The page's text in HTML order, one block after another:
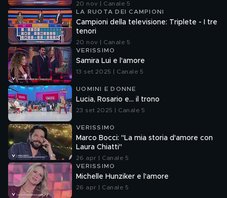
20 nov | Canale 5
LA RUOTA DEI CAMPIONI
Campioni della televisione: Triplete - I tre
tenori
20 nov | Canale 5
VERISSIMO
Samira Lui e l'amore
13 set 2025 | Canale 5
UOMINI E DONNE
Lucia, Rosario e... il trono
23 set 2025 | Canale 5
VERISSIMO
Marco Bocci: "La mia storia d'amore con
Laura Chiatti"
26 apr | Canale 5
VERISSIMO
Michelle Hunziker e l'amore
26 apr | Canale 5